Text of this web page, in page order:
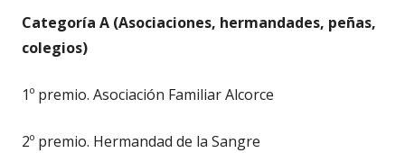
Categoría A (Asociaciones, hermandades, peñas,
colegios)
1º premio. Asociación Familiar Alcorce
2º premio. Hermandad de la Sangre